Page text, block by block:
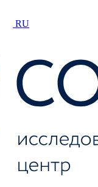
RU